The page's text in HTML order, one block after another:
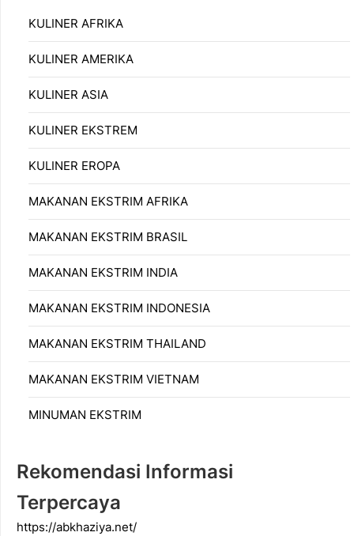
KULINER AFRIKA
KULINER AMERIKA
KULINER ASIA
KULINER EKSTREM
KULINER EROPA
MAKANAN EKSTRIM AFRIKA
MAKANAN EKSTRIM BRASIL
MAKANAN EKSTRIM INDIA
MAKANAN EKSTRIM INDONESIA
MAKANAN EKSTRIM THAILAND
MAKANAN EKSTRIM VIETNAM
MINUMAN EKSTRIM
Rekomendasi Informasi
Terpercaya
https://abkhaziya.net/